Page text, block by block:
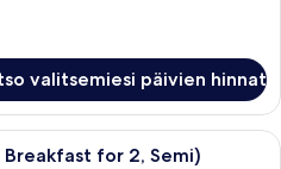
valitsemiesi päivien hinnat
Moderni kylpyhuone, jossa on
for 2, Semi)